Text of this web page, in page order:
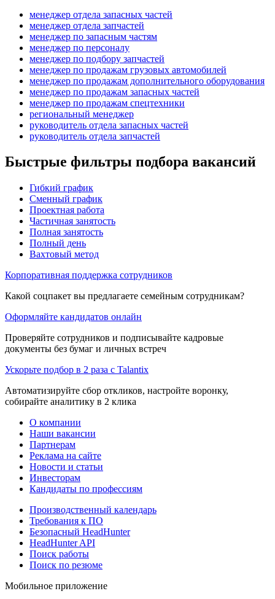
менеджер отдела запасных частей
менеджер отдела запчастей
менеджер по запасным частям
менеджер по персоналу
менеджер по подбору запчастей
менеджер по продажам грузовых автомобилей
менеджер по продажам дополнительного оборудования
менеджер по продажам запасных частей
менеджер по продажам спецтехники
региональный менеджер
руководитель отдела запасных частей
руководитель отдела запчастей
Быстрые фильтры подбора вакансий
Гибкий график
Сменный график
Проектная работа
Частичная занятость
Полная занятость
Полный день
Вахтовый метод
Корпоративная поддержка сотрудников
Какой соцпакет вы предлагаете семейным сотрудникам?
Оформляйте кандидатов онлайн
Проверяйте сотрудников и подписывайте кадровые
документы без бумаг и личных встреч
Ускорьте подбор в 2 раза с Talantix
Автоматизируйте сбор откликов, настройте воронку,
собирайте аналитику в 2 клика
О компании
Наши вакансии
Партнерам
Реклама на сайте
Новости и статьи
Инвесторам
Кандидаты по профессиям
Производственный календарь
Требования к ПО
Безопасный HeadHunter
HeadHunter API
Поиск работы
Поиск по резюме
Мобильное приложение